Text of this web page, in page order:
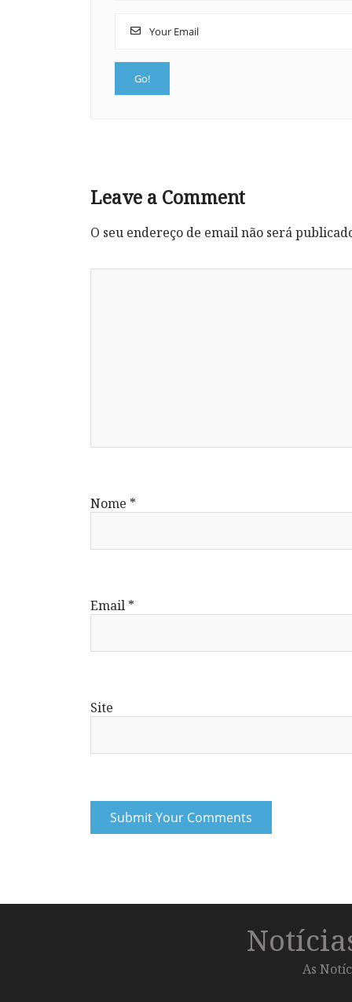
Leave a Comment
O seu endereço de email não será
Nome *
Email *
Site
As